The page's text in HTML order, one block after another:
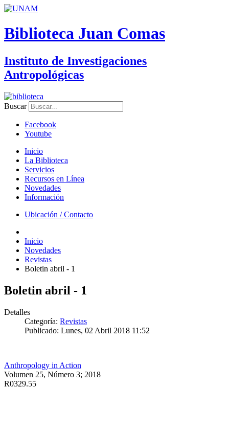
Biblioteca Juan Comas
Instituto de Investigaciones
Antropológicas
Buscar
Facebook
Youtube
Inicio
La Biblioteca
Servicios
Recursos en Línea
Novedades
Información
Ubicación / Contacto
Inicio
Novedades
Revistas
Boletin abril - 1
Boletin abril - 1
Detalles
Categoría: Revistas
Publicado: Lunes, 02 Abril 2018 11:52
Anthropology in Action
Volumen 25, Número 3; 2018
R0329.55